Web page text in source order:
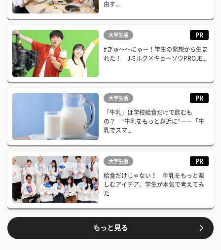
由す...
大学生活 PR
#ぎゅ〜〜にゅー！学生の発想から生ま
れた！ Jミルク×キョーソウPROJE...
大学生活 PR
「牛乳」は学校給食だけで飲むも
の？ “牛乳をもっと身近に”――「牛
乳でスマ...
大学生活 PR
給食だけじゃない！ 牛乳をもっと楽
しむアイデア、学生が本気で考えてみ
た
もっと見る